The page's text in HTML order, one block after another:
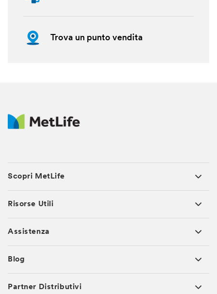
Trova un punto vendita
Scopri MetLife
Risorse Utili
Assistenza
Blog
Partner Distributivi